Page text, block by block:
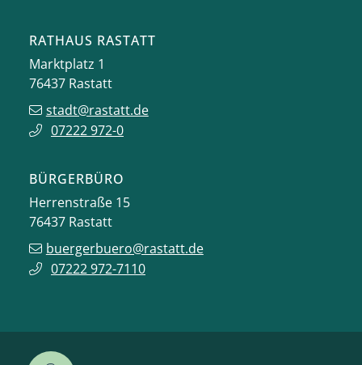
RATHAUS RASTATT
Marktplatz 1
76437 Rastatt
stadt@rastatt.de
07222 972-0
BÜRGERBÜRO
Herrenstraße 15
76437 Rastatt
buergerbuero@rastatt.de
07222 972-7110